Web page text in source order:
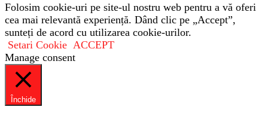
Folosim cookie-uri pe site-ul nostru web pentru a vă oferi
cea mai relevantă experiență. Dând clic pe „Accept”,
sunteți de acord cu utilizarea cookie-urilor.
Setari Cookie ACCEPT
Manage consent
Închide